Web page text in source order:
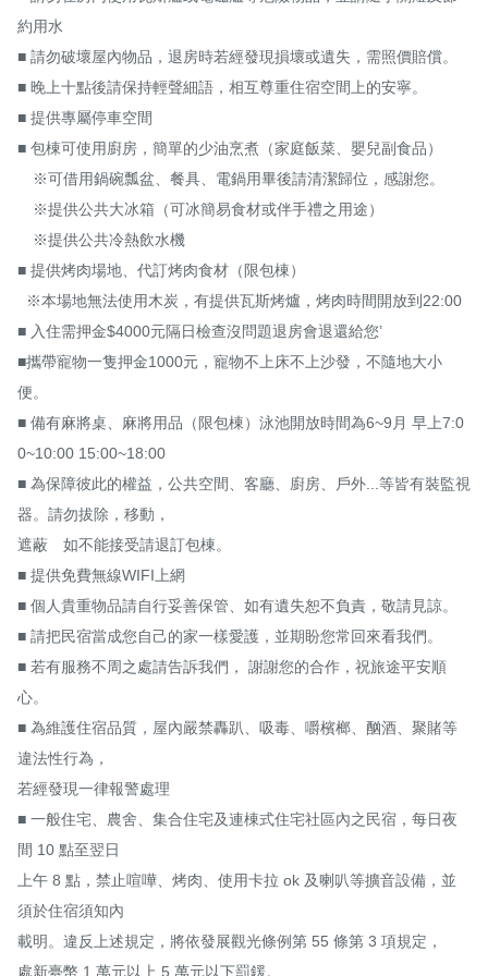
約用水
■ 請勿破壞屋內物品，退房時若經發現損壞或遺失，需照價賠償。
■ 晚上十點後請保持輕聲細語，相互尊重住宿空間上的安寧。
■ 提供專屬停車空間
■ 包棟可使用廚房，簡單的少油烹煮（家庭飯菜、嬰兒副食品）
※可借用鍋碗瓢盆、餐具、電鍋用畢後請清潔歸位，感謝您。
※提供公共大冰箱（可冰簡易食材或伴手禮之用途）
※提供公共冷熱飲水機
■ 提供烤肉場地、代訂烤肉食材（限包棟）
■ 入住需押金$4000元隔日檢查沒問題退房會退還給您’
■攜帶寵物一隻押金1000元，寵物不上床不上沙發，不隨地大小
便。
■ 備有麻將桌、麻將用品（限包棟）泳池開放時間為6~9月 早上7:0
0~10:00 15:00~18:00
■ 為保障彼此的權益，公共空間、客廳、廚房、戶外...等皆有裝監視
器。請勿拔除，移動，
遮蔽　如不能接受請退訂包棟。
■ 提供免費無線WIFI上網
■ 個人貴重物品請自行妥善保管、如有遺失恕不負責，敬請見諒。
■ 請把民宿當成您自己的家一樣愛護，並期盼您常回來看我們。
■ 若有服務不周之處請告訴我們， 謝謝您的合作，祝旅途平安順
心。
■ 為維護住宿品質，屋內嚴禁轟趴、吸毒、嚼檳榔、酗酒、聚賭等
違法性行為，
若經發現一律報警處理
■ 一般住宅、農舍、集合住宅及連棟式住宅社區內之民宿，每日夜
間 10 點至翌日
上午 8 點，禁止喧嘩、烤肉、使用卡拉 ok 及喇叭等擴音設備，並
須於住宿須知內
載明。違反上述規定，將依發展觀光條例第 55 條第 3 項規定，
處新臺幣 1 萬元以上 5 萬元以下罰鍰。